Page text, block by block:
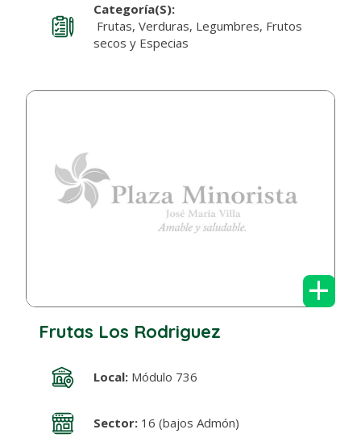
Categoría(s):
Frutas, Verduras, Legumbres, Frutos
secos y Especias
+
Frutas Los Rodriguez
Local:Módulo 736
Sector:16 (bajos Admón)